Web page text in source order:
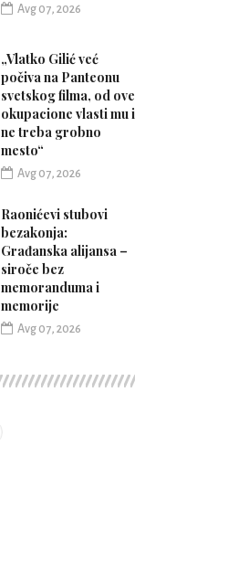
Avg 07, 2026
„Vlatko Gilić već
počiva na Panteonu
svetskog filma, od ove
okupacione vlasti mu i
ne treba grobno
mesto“
Avg 07, 2026
Raonićevi stubovi
bezakonja:
Građanska alijansa –
siroče bez
memoranduma i
memorije
Avg 07, 2026